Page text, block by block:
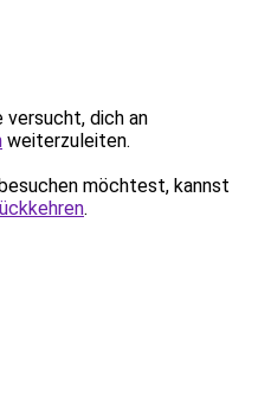
versucht, dich an
weiterzuleiten.
möchtest, kannst
.